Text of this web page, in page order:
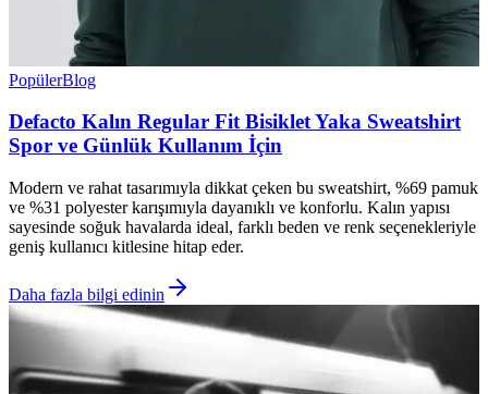
PopülerBlog
Defacto Kalın Regular Fit Bisiklet Yaka Sweatshirt
Spor ve Günlük Kullanım İçin
Modern ve rahat tasarımıyla dikkat çeken bu sweatshirt, %69 pamuk
ve %31 polyester karışımıyla dayanıklı ve konforlu. Kalın yapısı
sayesinde soğuk havalarda ideal, farklı beden ve renk seçenekleriyle
geniş kullanıcı kitlesine hitap eder.
Daha fazla bilgi edinin